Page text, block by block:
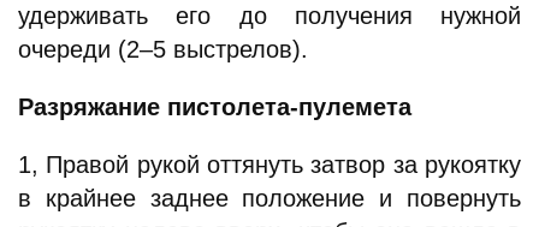
удерживать его до получения нужной
очереди (2–5 выстрелов).
Разряжание пистолета-пулемета
1, Правой рукой оттянуть затвор за рукоятку
в крайнее заднее положение и повернуть